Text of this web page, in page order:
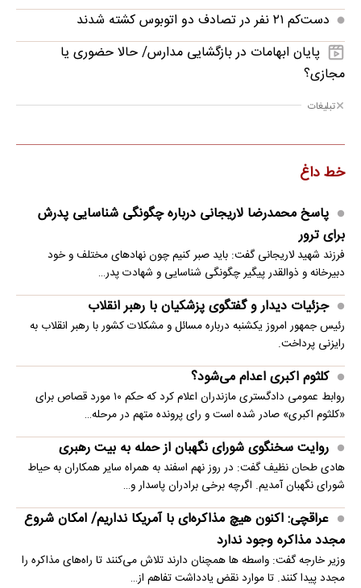
دست‌کم ۲۱ نفر در تصادف دو اتوبوس کشته شدند
پایان ابهامات در بازگشایی مدارس/ حالا حضوری یا
مجازی؟
تبلیغات
خط داغ
پاسخ محمدرضا لاریجانی درباره چگونگی شناسایی پدرش
برای ترور
فرزند شهید لاریجانی گفت: باید صبر کنیم چون نهادهای مختلف و خود
دبیرخانه و ذوالقدر پیگیر چگونگی شناسایی و شهادت پدر…
جزئیات دیدار و گفتگوی پزشکیان با رهبر انقلاب
رئیس جمهور امروز یکشنبه درباره مسائل و مشکلات کشور با رهبر انقلاب به
رایزنی پرداخت.
کلثوم اکبری اعدام می‌شود؟
روابط عمومی دادگستری مازندران اعلام کرد که حکم ۱۰ مورد قصاص برای
«کلثوم اکبری» صادر شده است و رای پرونده متهم در مرحله…
روایت سخنگوی شورای نگهبان از حمله به بیت رهبری
هادی طحان نظیف گفت: در روز نهم اسفند به همراه سایر همکاران به حیاط
شورای نگهبان آمدیم. اگرچه برخی برادران پاسدار و…
عراقچی: اکنون هیچ مذاکره‌ای با آمریکا نداریم/ امکان شروع
مجدد مذاکره وجود ندارد
وزیر خارجه گفت: واسطه ها همچنان دارند تلاش می‌کنند تا راه‌های مذاکره را
مجدد پیدا کنند. تا موارد نقض یادداشت تفاهم از…